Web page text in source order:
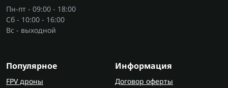
Пн-пт - 09:00 - 18:00
Сб - 10:00 - 16:00
Вс - выходной
Популярное
FPV дроны
Информация
Договор оферты